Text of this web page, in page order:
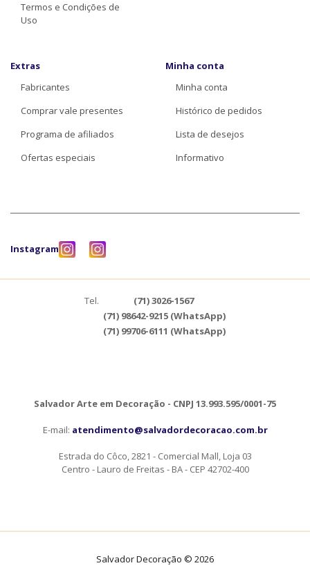
Termos e Condições de
Uso
Extras
Fabricantes
Comprar vale presentes
Programa de afiliados
Ofertas especiais
Minha conta
Minha conta
Histórico de pedidos
Lista de desejos
Informativo
Instagram
Tel.
(71) 3026-1567
(71) 98642-9215 (WhatsApp)
(71) 99706-6111 (WhatsApp)
Salvador Arte em Decoração - CNPJ 13.993.595/0001-75
E-mail: atendimento@salvadordecoracao.com.br
Estrada do Côco, 2821 - Comercial Mall, Loja 03
Centro - Lauro de Freitas - BA - CEP 42702-400
Salvador Decoração © 2026